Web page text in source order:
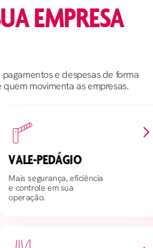
EMPRESA
e despesas de forma
movimenta as empresas.
VALE-PEDÁGIO
Mais segurança, eficiência
e controle em sua
operação.